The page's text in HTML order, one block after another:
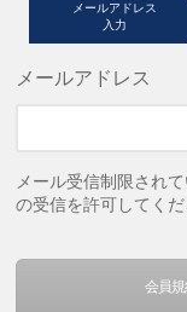
メールアドレス
入力
メールアドレス
メール受信制限され
の受信を許可してくだ
会員